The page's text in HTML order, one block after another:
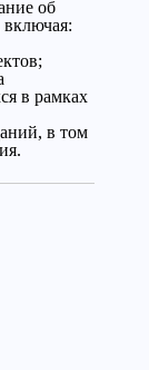
об
включая:
в рамках
в том